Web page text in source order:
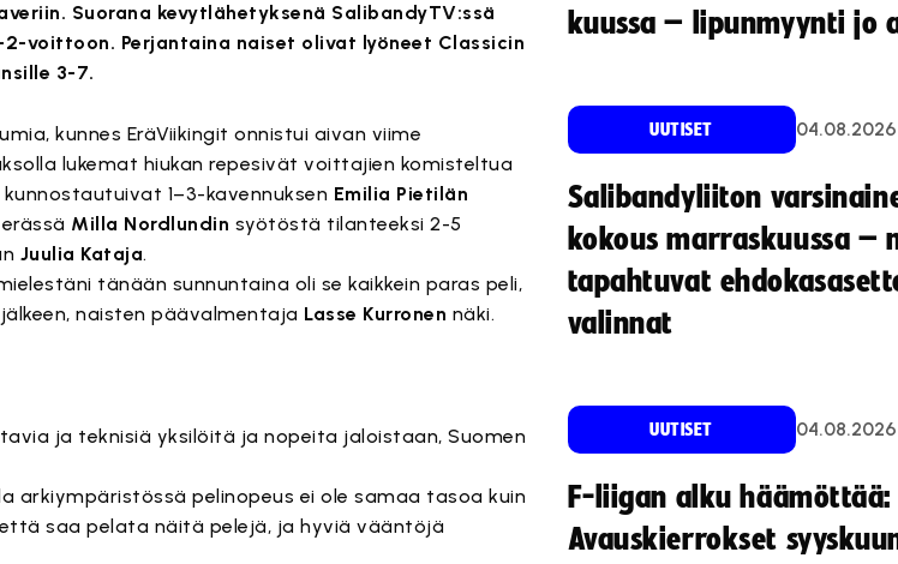
Suorana kevytlähetyksenä SalibandyTV:ssä
voittoon. Perjantaina naiset olivat lyöneet Classicin
3-7.
kunnes EräViikingit onnistui aivan viime
lukemat hiukan repesivät voittajien komisteltua
1–3-kavennuksen Emilia Pietilän
Milla Nordlundin syötöstä tilanteeksi 2-5
Juulia Kataja.
tänään sunnuntaina oli se kaikkein paras peli,
naisten päävalmentaja Lasse Kurronen näki.
ja teknisiä yksilöitä ja nopeita jaloistaan, Suomen
arkiympäristössä pelinopeus ei ole samaa tasoa kuin
saa pelata näitä pelejä, ja hyviä vääntöjä
kuussa – lipunmyynti jo
UUTISET 04.08.2026
Salibandyliiton
kokous marraskuussa –
tapahtuvat
valinnat
UUTISET 04.08.2026
F-liigan alku häämöttää:
Avauskierrokset